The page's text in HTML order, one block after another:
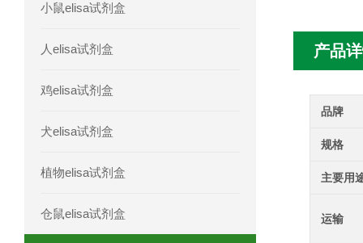
小鼠elisa试剂盒
人elisa试剂盒
鸡elisa试剂盒
犬elisa试剂盒
植物elisa试剂盒
仓鼠elisa试剂盒
产品
品牌
规格
主要用
运输